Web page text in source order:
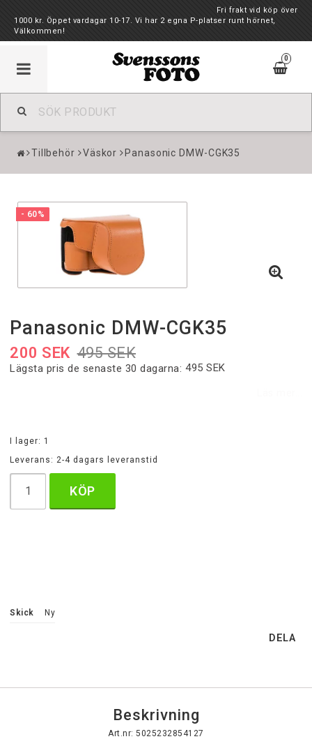
Fri frakt vid köp över
1000 kr. Öppet vardagar 10-17. Vi har 2 egna P-platser runt hörnet,
Välkommen!
0
Tillbehör Väskor Panasonic DMW-CGK35
- 60%
Panasonic DMW-CGK35
495 SEK
200 SEK
Lägsta pris de senaste 30 dagarna 495 SEK
I lager: 1
Leverans: 2-4 dagars leveranstid
KÖP
Skick Ny
DELA
Beskrivning
Art.nr: 5025232854127